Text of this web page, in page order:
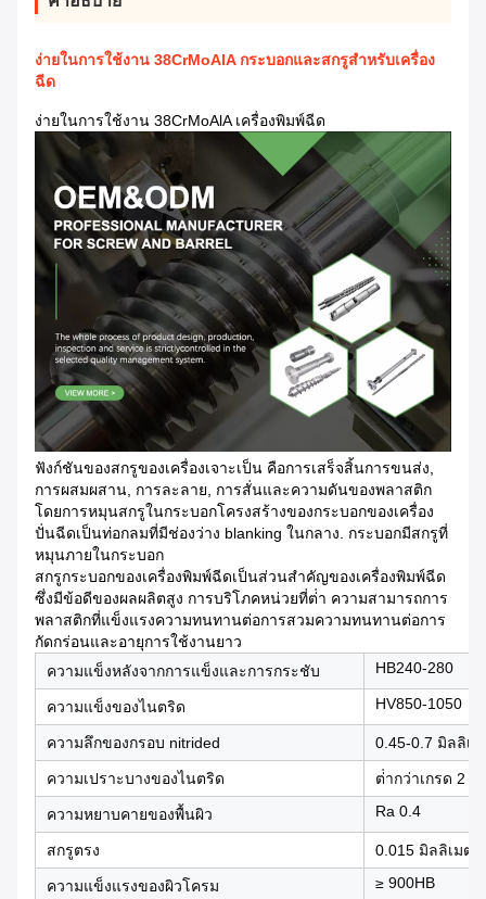
ง่ายในการใช้งาน 38CrMoAlA กระบอกและสกรูสําหรับเครื่อง
ฉีด
ง่ายในการใช้งาน 38CrMoAlA เครื่องพิมพ์ฉีด
ฟังก์ชันของสกรูของเครื่องเจาะเป็น คือการเสร็จสิ้นการขนส่ง,
การผสมผสาน, การละลาย, การสั่นและความดันของพลาสติก
โดยการหมุนสกรูในกระบอกโครงสร้างของกระบอกของเครื่อง
ปั่นฉีดเป็นท่อกลมที่มีช่องว่าง blanking ในกลาง. กระบอกมีสกรูที่
หมุนภายในกระบอก
สกรูกระบอกของเครื่องพิมพ์ฉีดเป็นส่วนสําคัญของเครื่องพิมพ์ฉีด
ซึ่งมีข้อดีของผลผลิตสูง การบริโภคหน่วยที่ต่ํา ความสามารถการ
พลาสติกที่แข็งแรงความทนทานต่อการสวมความทนทานต่อการ
กัดกร่อนและอายุการใช้งานยาว
ความแข็งหลังจากการแข็งและการกระชับ
HB240-280
ความแข็งของไนตริด HV850-1050
ความลึกของกรอบ nitrided 0.45-0.7 มิลลิเม
ความเปราะบางของไนตริด ต่ํากว่าเกรด 2
ความหยาบคายของพื้นผิว Ra 0.4
สกรูตรง 0.015 มิลลิเมตร
ความแข็งแรงของผิวโครม ≥ 900HB